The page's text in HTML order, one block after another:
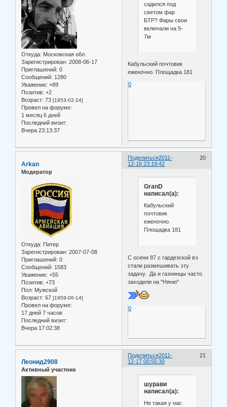
Откуда: Московская обл.
Зарегистрирован: 2008-06-17
Приглашений: 0
Сообщений: 1280
Уважение: +89
Позитив: +2
Возраст: 73 [1953-02-24]
Провел на форуме:
1 месяц 6 дней
Последний визит:
Вчера 23:13:37
садился под
светом фар
БТР? Фары свои
включали на 5-
7м
Кабульский почтовик
еженочно. Площадка 181
0
Поделиться 20
2011-
12-16 23:19:42
Arkan
Модератор
Откуда: Питер
Зарегистрирован: 2007-07-08
Приглашений: 0
Сообщений: 1583
Уважение: +55
Позитив: +73
Пол: Мужской
Возраст: 67 [1959-06-14]
Провел на форуме:
17 дней 7 часов
Последний визит:
Вчера 17:02:38
GranD
написал(а):
Кабульский
почтовик
еженочно.
Площадка 181
С осени 87 с гардезской вэ
стали размешивать эту
задачу. Да и газнинцы часто
заходили на "Няню"
0
Поделиться 21
2011-
12-17 00:55:30
Леонид2908
Активный участник
шурави
написал(а):
Не такая у нас